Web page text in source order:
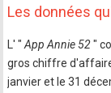
Les données
L' "App Annie 52"
gros chiffre
janvier et le 31